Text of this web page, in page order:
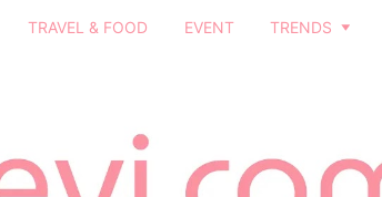
TRAVEL & FOOD EVENT TRENDS